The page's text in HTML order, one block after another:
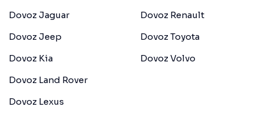
Dovoz Jaguar
Dovoz Jeep
Dovoz Kia
Dovoz Land Rover
Dovoz Lexus
Dovoz Renault
Dovoz Toyota
Dovoz Volvo